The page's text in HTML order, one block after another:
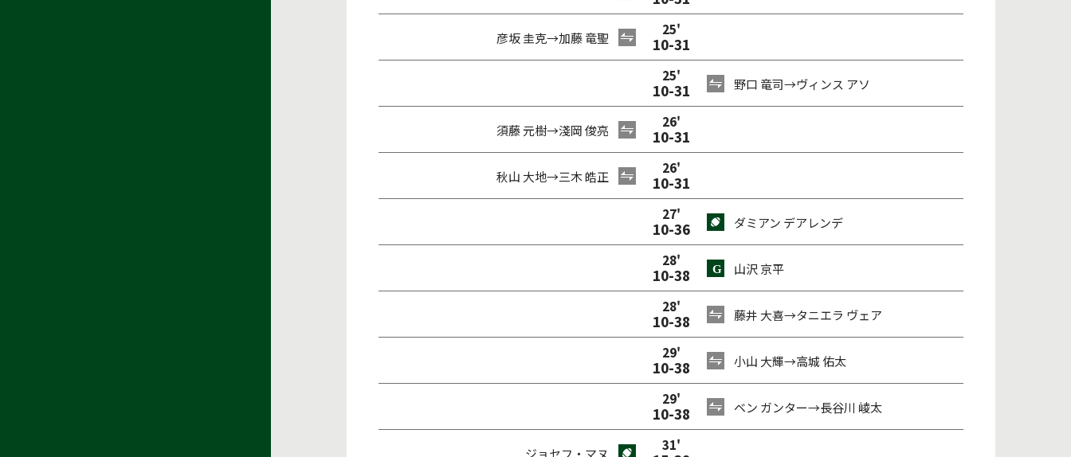
彦坂 圭克→加藤 竜聖
25'
10-31
25'
10-31 野口 竜司→ヴィンス アソ
須藤 元樹→淺岡 俊亮
26'
10-31
秋山 大地→三木 皓正
26'
10-31
27'
10-36 ダミアン デアレンデ
28'
10-38 山沢 京平
28'
10-38 藤井 大喜→タニエラ ヴェア
29'
10-38 小山 大輝→高城 佑太
29'
10-38 ベン ガンター→長谷川 崚太
ジョセフ・マヌ
31'